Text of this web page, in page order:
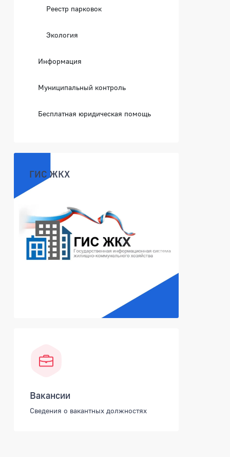
Реестр парковок
Экология
Информация
Муниципальный контроль
Бесплатная юридическая помощь
ГИС ЖКХ
Вакансии
Сведения о вакантных должностях